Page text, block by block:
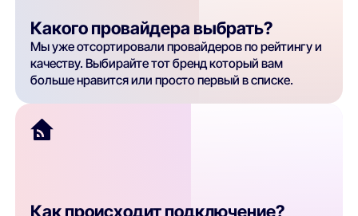
Какого провайдера выбрать?
Мы уже отсортировали провайдеров по рейтингу и
качеству. Выбирайте тот бренд который вам
больше нравится или просто первый в списке.
Как происходит подключение?